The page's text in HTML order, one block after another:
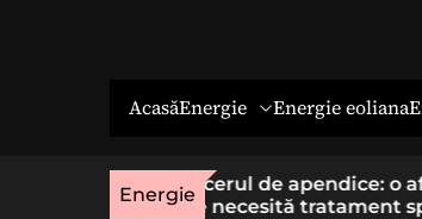
AcasăEnergie Energie eoliana
Energie
afecțiune rară
Economia socială: o
cei care vor un loc de